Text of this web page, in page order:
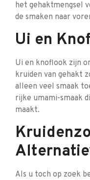
het gehaktmengsel
de smaken naar
Ui en
Ui en knoflook zijn
kruiden van gehakt
alleen veel smaak
rijke umami-smaak
maakt.
Als u toch op zoek